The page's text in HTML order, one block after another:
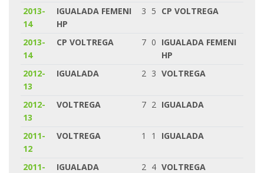
2013-
14
IGUALADA FEMENI
HP
3 5 CP VOLTREGA
2013-
14
CP VOLTREGA 7 0 IGUALADA FEMENI
HP
2012-
13
IGUALADA 2 3 VOLTREGA
2012-
13
VOLTREGA 7 2 IGUALADA
2011-
12
VOLTREGA 1 1 IGUALADA
2011-
IGUALADA 2 4 VOLTREGA